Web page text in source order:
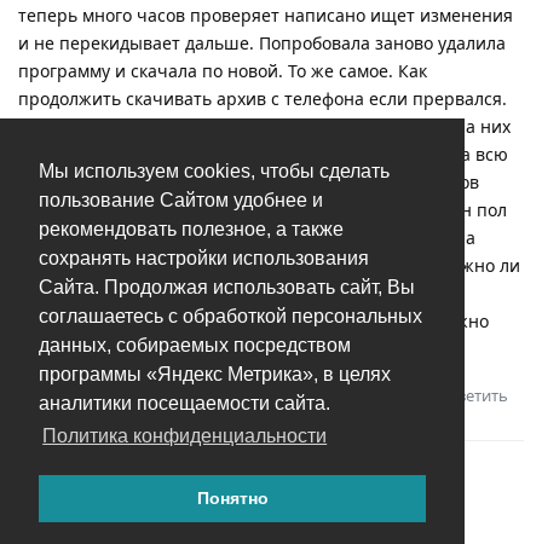
Мы используем cookies, чтобы сделать
пользование Сайтом удобнее и
рекомендовать полезное, а также
сохранять настройки использования
Сайта. Продолжая использовать сайт, Вы
соглашаетесь с обработкой персональных
данных, собираемых посредством
программы «Яндекс Метрика», в целях
аналитики посещаемости сайта.
Политика конфиденциальности
Понятно
теперь много часов проверяет написано ищет изменения
и не перекидывает дальше. Попробовала заново удалила
программу и скачала по новой. То же самое. Как
продолжить скачивать архив с телефона если прервался.
обнаружила что файлы более 2Гб он не скачивал и на них
программа вылетала, удалила их и заново проделала всю
манипуляцию, опять прервалось , но больших файлов
больше нет. и как потом подгружать остатки фото? он пол
дня стоял и только проверял безрезультатно. Удалила
архив вновь и только потом он стал скачивать….. можно ли
так сделать чтобы он не проверял а просто скачал
оставшиеся….или как-то выбрать папки которые нужно
перенести?
Ответить
Андрейответили на это сообщение.